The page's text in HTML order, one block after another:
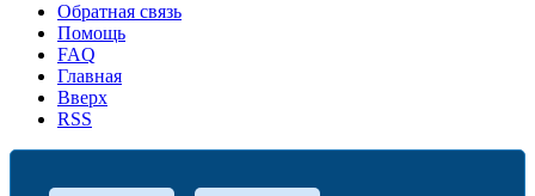
Обратная связь
Помощь
FAQ
Главная
Вверх
RSS